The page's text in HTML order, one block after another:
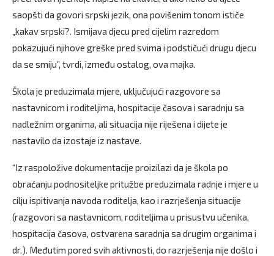
saopšti da govori srpski jezik, ona povišenim tonom ističe
„kakav srpski?. Ismijava djecu pred cijelim razredom
pokazujući njihove greške pred svima i podstičući drugu djecu
da se smiju”, tvrdi, između ostalog, ova majka.
Škola je preduzimala mjere, uključujući razgovore sa
nastavnicom i roditeljima, hospitacije časova i saradnju sa
nadležnim organima, ali situacija nije riješena i dijete je
nastavilo da izostaje iz nastave.
“Iz raspoložive dokumentacije proizilazi da je škola po
obraćanju podnositeljke pritužbe preduzimala radnje i mjere u
cilju ispitivanja navoda roditelja, kao i razrješenja situacije
(razgovori sa nastavnicom, roditeljima u prisustvu učenika,
hospitacija časova, ostvarena saradnja sa drugim organima i
dr.). Međutim pored svih aktivnosti, do razrješenja nije došlo i